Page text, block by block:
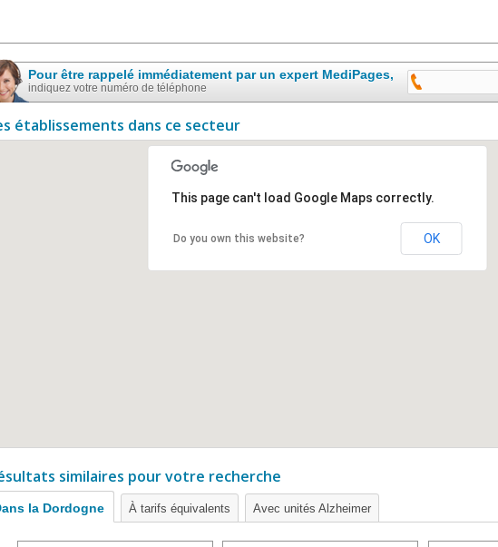
Pour être rappelé immédiatement par un expert MediPages,
indiquez votre numéro de téléphone
établissements dans ce secteur
This page can't load Google Maps correctly.
Do you own this website? OK
similaires pour votre recherche
la Dordogne À tarifs équivalents Avec unités Alzheimer